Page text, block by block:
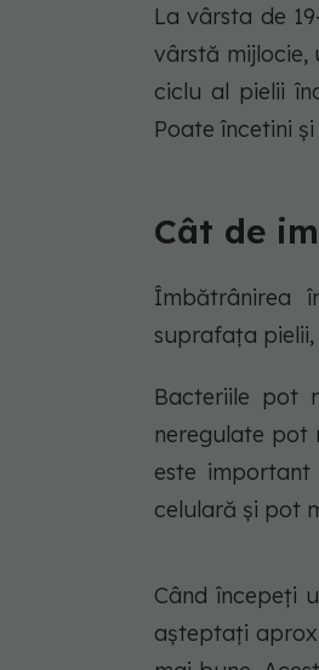
La vârsta de
vârstă mijlocie,
ciclu al pielii
Poate încetini
Cât de
Îmbătrânirea
suprafața
Bacteriile pot
neregulate pot
este
celulară și pot
Când începeți
așteptați